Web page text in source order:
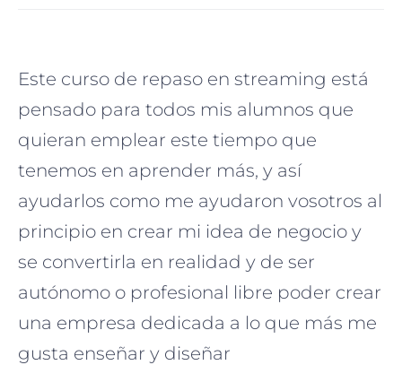
Este curso de repaso en streaming está
pensado para todos mis alumnos que
quieran emplear este tiempo que
tenemos en aprender más, y así
ayudarlos como me ayudaron vosotros al
principio en crear mi idea de negocio y
se convertirla en realidad y de ser
autónomo o profesional libre poder crear
una empresa dedicada a lo que más me
gusta enseñar y diseñar